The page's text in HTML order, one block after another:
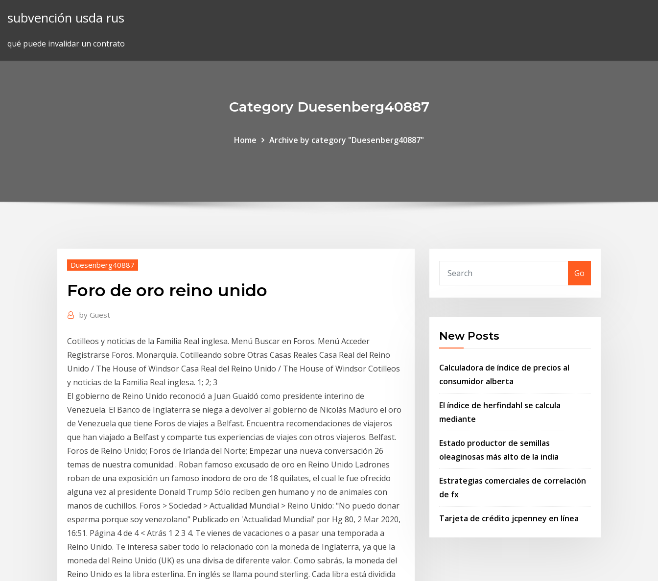
subvención usda rus
qué puede invalidar un contrato
Category Duesenberg40887
Home Archive by category "Duesenberg40887"
Duesenberg40887
Foro de oro reino unido
by Guest
Cotilleos y noticias de la Familia Real inglesa. Menú Buscar en Foros. Menú Acceder
Registrarse Foros. Monarquia. Cotilleando sobre Otras Casas Reales Casa Real del Reino
Unido / The House of Windsor Casa Real del Reino Unido / The House of Windsor Cotilleos
y noticias de la Familia Real inglesa. 1; 2; 3
El gobierno de Reino Unido reconoció a Juan Guaidó como presidente interino de
Venezuela. El Banco de Inglaterra se niega a devolver al gobierno de Nicolás Maduro el oro
de Venezuela que tiene Foros de viajes a Belfast. Encuentra recomendaciones de viajeros
que han viajado a Belfast y comparte tus experiencias de viajes con otros viajeros. Belfast.
Foros de Reino Unido; Foros de Irlanda del Norte; Empezar una nueva conversación 26
temas de nuestra comunidad . Roban famoso excusado de oro en Reino Unido Ladrones
roban de una exposición un famoso inodoro de oro de 18 quilates, el cual le fue ofrecido
alguna vez al presidente Donald Trump Sólo reciben gen humano y no de animales con
manos de cuchillos. Foros > Sociedad > Actualidad Mundial > Reino Unido: "No puedo donar
esperma porque soy venezolano" Publicado en 'Actualidad Mundial' por Hg 80, 2 Mar 2020,
16:51. Página 4 de 4 < Atrás 1 2 3 4. Te vienes de vacaciones o a pasar una temporada a
Reino Unido. Te interesa saber todo lo relacionado con la moneda de Inglaterra, ya que la
moneda del Reino Unido (UK) es una divisa de diferente valor. Como sabrás, la moneda del
Reino Unido es la libra esterlina. En inglés se llama pound sterling. Cada libra está dividida
Go
New Posts
Calculadora de índice de precios al
consumidor alberta
El índice de herfindahl se calcula
mediante
Estado productor de semillas
oleaginosas más alto de la india
Estrategias comerciales de correlación
de fx
Tarjeta de crédito jcpenney en línea